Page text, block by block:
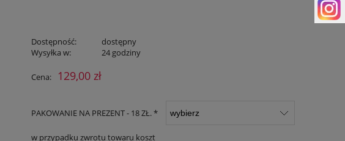
Dostępność:
dostępny
Wysyłka w:
24 godziny
Cena: 129,00 zł
PAKOWANIE NA PREZENT - 18 ZŁ. *
w przypadku zwrotu towaru koszt